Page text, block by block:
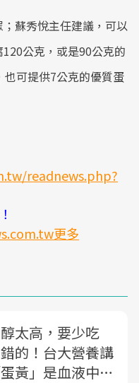
蘇秀悅主任建議，可以
公克，或是90公克的
可提供7公克的優質蛋
readnews.php?
更多
醇太高，要少吃
的！台大營養講
黃」是血液中膽